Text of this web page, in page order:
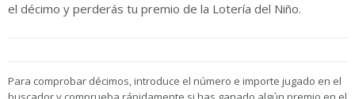
el décimo y perderás tu premio de la Lotería del Niño.
Para comprobar décimos, introduce el número e importe jugado en el